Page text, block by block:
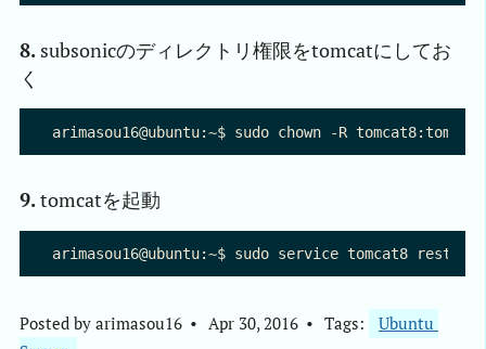
8. subsonicのディレクトリ権限をtomcatにしてお
く
9.tomcatを起動
Posted by arimasou16 Apr 30, 2016 Tags:
Ubuntu